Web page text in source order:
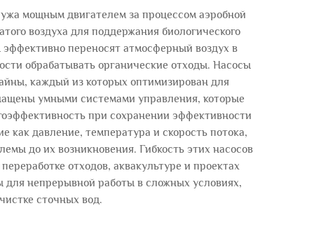
мощным двигателем за процессом аэробной
воздуха для поддержания биологического
переносят атмосферный воздух в
обрабатывать органические отходы. Насосы
каждый из которых оптимизирован для
умными системами управления, которые
при сохранении эффективности
давление, температура и скорость потока,
до их возникновения. Гибкость этих насосов
отходов, аквакультуре и проектах
для непрерывной работы в сложных условиях,
сточных вод.